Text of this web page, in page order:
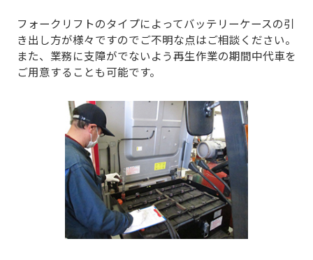
フォークリフトのタイプによってバッテリーケースの引
き出し方が様々ですのでご不明な点はご相談ください。
また、業務に支障がでないよう再生作業の期間中代車を
ご用意することも可能です。